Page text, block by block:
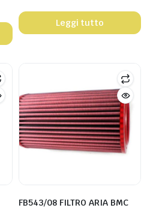
Leggi tutto
FB543/08 FILTRO ARIA BMC